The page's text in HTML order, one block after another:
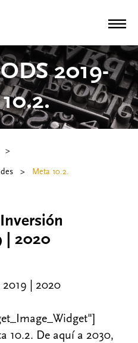
2019-
>
> Meta 10.2.
| 2020
| 2020
10.2. De aquí a 2030,